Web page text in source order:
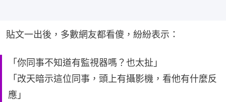
貼文一出後，多數網友都看傻，紛紛表示：
「你同事不知道有監視器嗎？也太扯」
「改天暗示這位同事，頭上有攝影機，看他有什麼反
應」